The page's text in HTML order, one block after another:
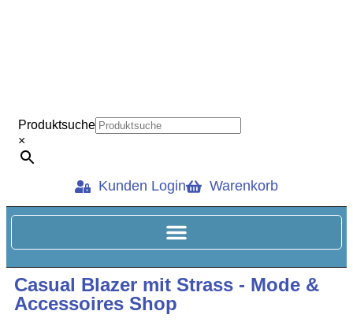
Produktsuche
×
Kunden Login Warenkorb
Casual Blazer mit Strass - Mode &
Accessoires Shop